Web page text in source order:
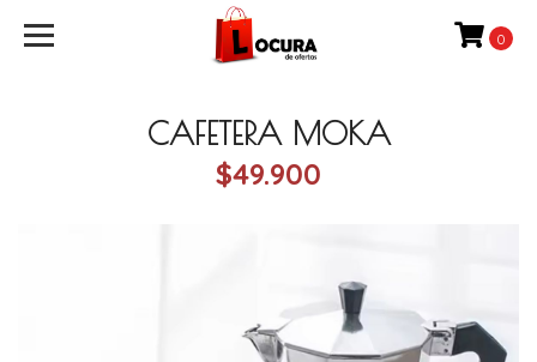
0
CAFETERA MOKA
$49.900